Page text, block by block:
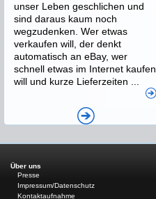
unser Leben geschlichen und
sind daraus kaum noch
wegzudenken. Wer etwas
verkaufen will, der denkt
automatisch an eBay, wer
schnell etwas im Internet kaufen
will und kurze Lieferzeiten ...
Über uns
Presse
Impressum/Datenschutz
Kontaktaufnahme